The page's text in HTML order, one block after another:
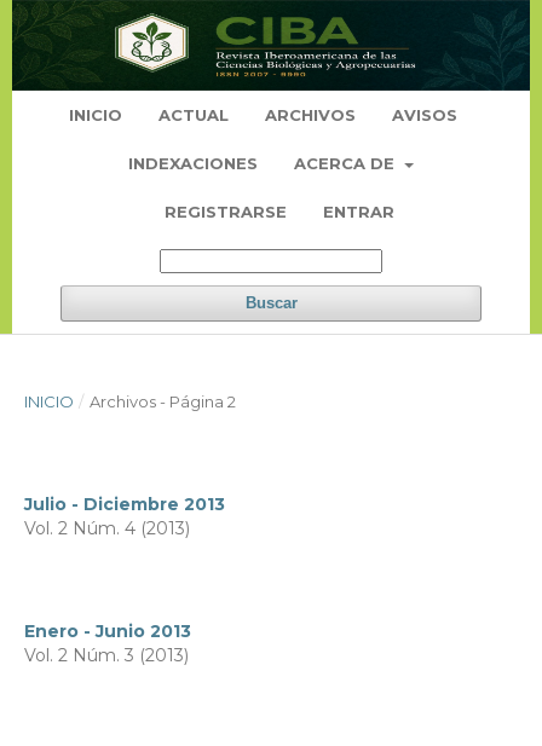
INICIO ACTUAL ARCHIVOS AVISOS
INDEXACIONES ACERCA DE
REGISTRARSE ENTRAR
Buscar
INICIO / Archivos - Página 2
Julio - Diciembre 2013
Vol. 2 Núm. 4 (2013)
Enero - Junio 2013
Vol. 2 Núm. 3 (2013)